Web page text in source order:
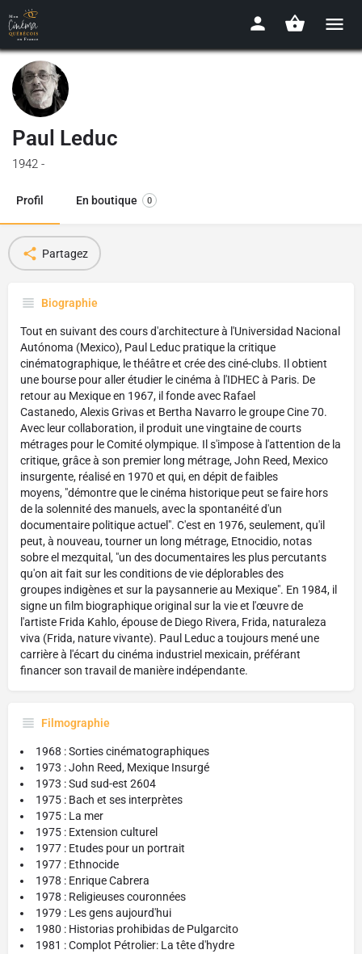
Paul Leduc
1942 -
Profil En boutique 0
Partagez
Biographie
Tout en suivant des cours d'architecture à l'Universidad Nacional
Autónoma (Mexico), Paul Leduc pratique la critique
cinématographique, le théâtre et crée des ciné-clubs. Il obtient
une bourse pour aller étudier le cinéma à l'IDHEC à Paris. De
retour au Mexique en 1967, il fonde avec Rafael
Castanedo, Alexis Grivas et Bertha Navarro le groupe Cine 70.
Avec leur collaboration, il produit une vingtaine de courts
métrages pour le Comité olympique. Il s'impose à l'attention de la
critique, grâce à son premier long métrage, John Reed, Mexico
insurgente, réalisé en 1970 et qui, en dépit de faibles
moyens, démontre que le cinéma historique peut se faire hors
de la solennité des manuels, avec la spontanéité d'un
documentaire politique actuel . C'est en 1976, seulement, qu'il
peut, à nouveau, tourner un long métrage, Etnocidio, notas
sobre el mezquital, un des documentaires les plus percutants
qu'on ait fait sur les conditions de vie déplorables des
groupes indigènes et sur la paysannerie au Mexique . En 1984, il
signe un film biographique original sur la vie et l'œuvre de
l'artiste Frida Kahlo, épouse de Diego Rivera, Frida, naturaleza
viva (Frida, nature vivante). Paul Leduc a toujours mené une
carrière à l'écart du cinéma industriel mexicain, préférant
financer son travail de manière indépendante.
Filmographie
1968 : Sorties cinématographiques
1973 : John Reed, Mexique Insurgé
1973 : Sud sud-est 2604
1975 : Bach et ses interprètes
1975 : La mer
1975 : Extension culturel
1977 : Etudes pour un portrait
1977 : Ethnocide
1978 : Enrique Cabrera
1978 : Religieuses couronnées
1979 : Les gens aujourd'hui
1980 : Historias prohibidas de Pulgarcito
1981 : Complot Pétrolier: La tête d'hydre